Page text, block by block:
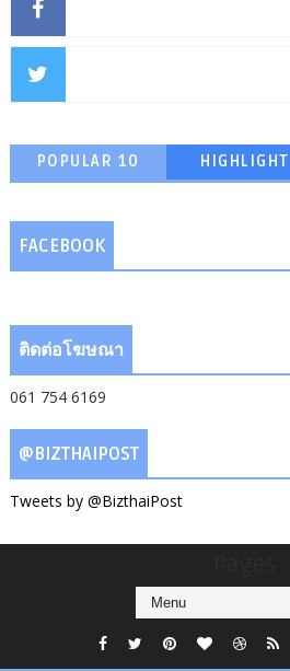
POPULAR 10 HIGHLIGHT
FACEBOOK
ติดต่อโฆษณา
061 754 6169
@BIZTHAIPOST
Tweets by @BizthaiPost